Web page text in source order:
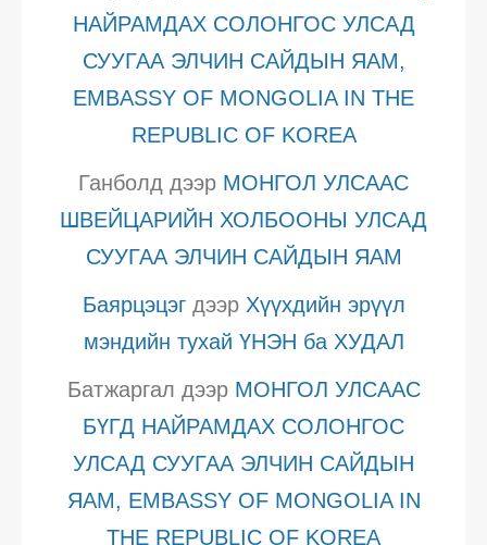
НАЙРАМДАХ СОЛОНГОС УЛСАД
СУУГАА ЭЛЧИН САЙДЫН ЯАМ,
EMBASSY OF MONGOLIA IN THE
REPUBLIC OF KOREA
Ганболд дээр МОНГОЛ УЛСААС
ШВЕЙЦАРИЙН ХОЛБООНЫ УЛСАД
СУУГАА ЭЛЧИН САЙДЫН ЯАМ
Баярцэцэгдээр Хүүхдийн эрүүл
мэндийн тухай ҮНЭН ба ХУДАЛ
Батжаргал дээр МОНГОЛ УЛСААС
БҮГД НАЙРАМДАХ СОЛОНГОС
УЛСАД СУУГАА ЭЛЧИН САЙДЫН
ЯАМ, EMBASSY OF MONGOLIA IN
THE REPUBLIC OF KOREA